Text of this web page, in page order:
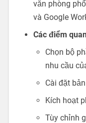
văn phòng
và Google
Các điểm
Chọn bộ
nhu cầu
Cài đặt
Kích hoạt
Tùy chỉnh